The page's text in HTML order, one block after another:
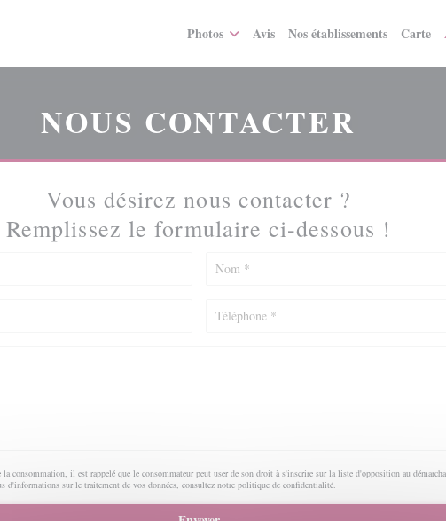
Photos Avis Nos établissements Carte
NOUS CONTACTER
Vous désirez nous contacter ?
Remplissez le formulaire ci-dessous !
consommation, il est rappelé que le consommateur peut user de son droit à s'inscrire sur la liste d'opposition au
d'informations sur le traitement de vos données, consultez notre politique de confidentialité.